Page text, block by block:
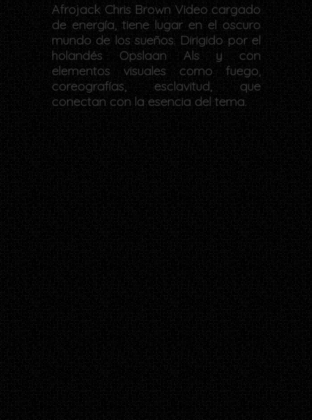
Afrojack Chris Brown Video cargado
de energía, tiene lugar en el oscuro
mundo de los sueños. Dirigido por el
holandés Opslaan Als y con
elementos visuales como fuego,
coreografías, esclavitud, que
conectan con la esencia del tema.